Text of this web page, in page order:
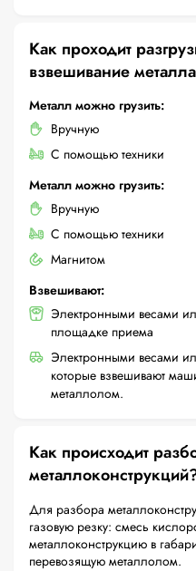
Как проходит
взвешивание
Металл можно грузить:
Вручную
С помощью техники
Металл можно грузить:
Вручную
С помощью техники
Магнитом
Взвешивают:
Электронными весами
площадке приема
Электронными весами
которые взвешивают
металлолом.
Как происходит
Для разбора
газовую резку: смесь
металлоконструкцию в
перевозящую металлолом.